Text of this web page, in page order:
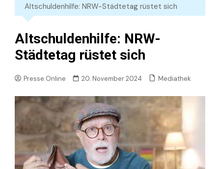
Altschuldenhilfe: NRW-Städtetag rüstet sich
Altschuldenhilfe: NRW-
Städtetag rüstet sich
Presse.Online 20. November 2024 Mediathek